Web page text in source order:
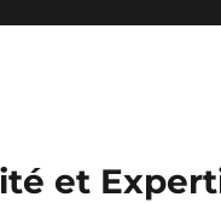
et